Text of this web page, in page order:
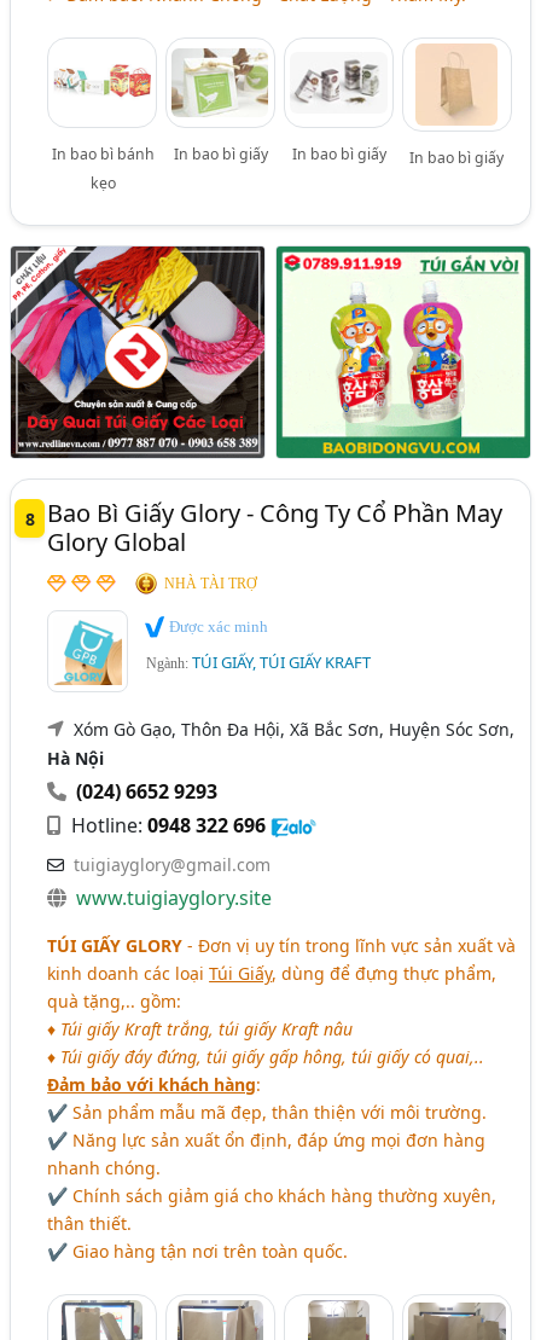
In bao bì bánh
kẹo
In bao bì giấy In bao bì giấy In bao bì giấy
8
Bao Bì Giấy Glory - Công Ty Cổ Phần May
Glory Global
NHÀ TÀI TRỢ
Được xác minh
Ngành:TÚI GIẤY, TÚI GIẤY KRAFT
Xóm Gò Gạo, Thôn Đa Hội, Xã Bắc Sơn, Huyện Sóc Sơn,
Hà Nội
(024) 6652 9293
Hotline:0948 322 696
tuigiayglory@gmail.com
www.tuigiayglory.site
TÚI GIẤY GLORY - Đơn vị uy tín trong lĩnh vực sản xuất và
kinh doanh các loạiTúi Giấy, dùng để đựng thực phẩm,
quà tặng,.. gồm:
♦ Túi giấy Kraft trắng, túi giấy Kraft nâu
♦ Túi giấy đáy đứng, túi giấy gấp hông, túi giấy có quai,..
Đảm bảo với khách hàng:
✔ Sản phẩm mẫu mã đẹp, thân thiện với môi trường.
✔ Năng lực sản xuất ổn định, đáp ứng mọi đơn hàng
nhanh chóng.
✔ Chính sách giảm giá cho khách hàng thường xuyên,
thân thiết.
✔ Giao hàng tận nơi trên toàn quốc.